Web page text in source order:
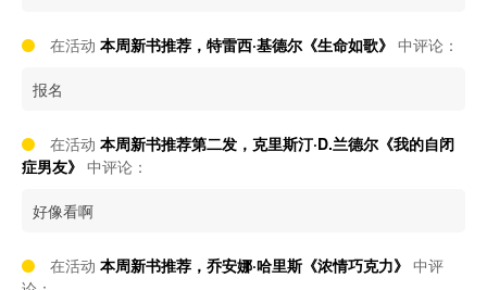
在活动 本周新书推荐，特雷西·基德尔《生命如歌》 中评论：
报名
在活动 本周新书推荐第二发，克里斯汀·D.兰德尔《我的自闭
症男友》 中评论：
好像看啊
在活动 本周新书推荐，乔安娜·哈里斯《浓情巧克力》 中评